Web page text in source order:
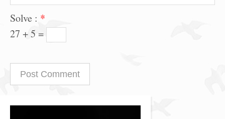
Solve : *
27 + 5 =